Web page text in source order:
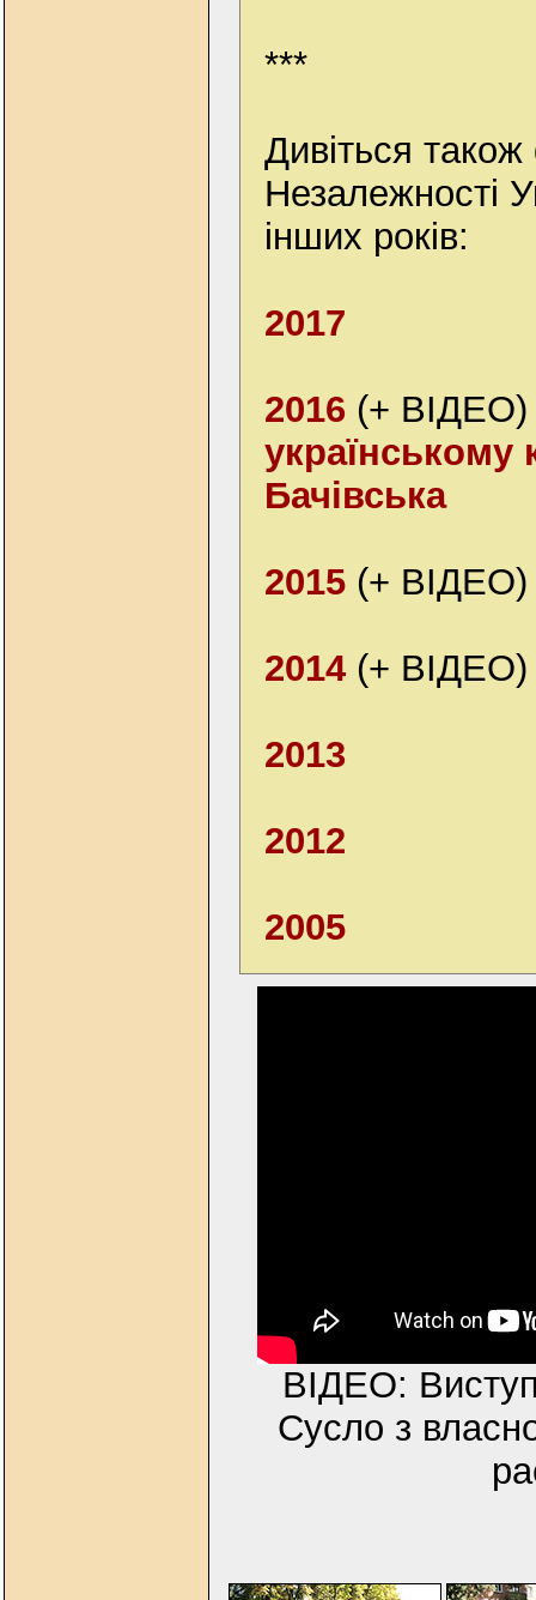
***
Дивіться
Незалежності
інших років:
2017
2016 (+
українському
Бачівська
2015(+ ВІДЕО)
2014(+ ВІДЕО)
2013
2012
2005
ВІДЕО:
Сусло з